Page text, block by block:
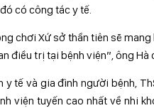
có công tác y tế.
chơi Xứ sở thần tiên sẽ
điều trị tại bệnh viện”, ông Hà
y tế và gia đình người bệnh,
viện tuyến cao nhất về nhi